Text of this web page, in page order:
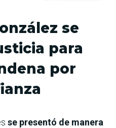
se
para
por
se presentó de manera